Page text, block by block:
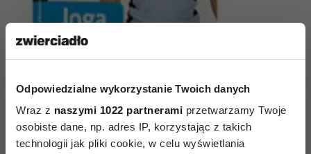
Odpowiedzialne wykorzystanie Twoich danych
Wraz z naszymi 1022 partnerami przetwarzamy Twoje
osobiste dane, np. adres IP, korzystając z takich
technologii jak pliki cookie, w celu wyświetlania